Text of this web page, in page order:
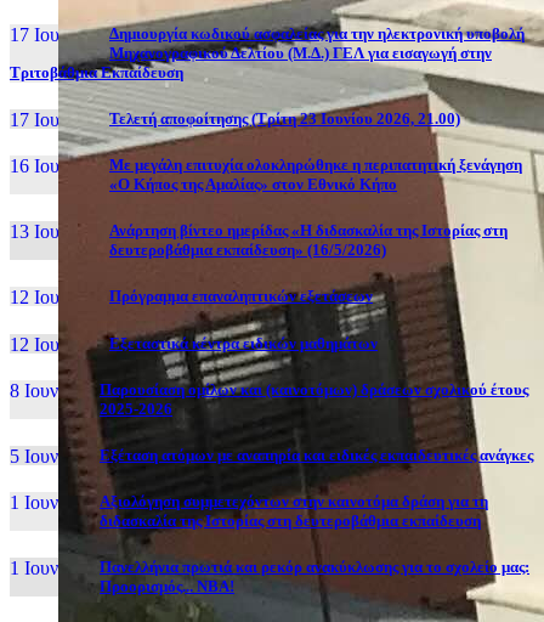
17 Ιουν, 26
Δημιουργία κωδικού ασφαλείας για την ηλεκτρονική υποβολή
Μηχανογραφικού Δελτίου (Μ.Δ.) ΓΕΛ για εισαγωγή στην
Τριτοβάθμια Εκπαίδευση
17 Ιουν, 26 Τελετή αποφοίτησης (Τρίτη 23 Ιουνίου 2026, 21.00)
16 Ιουν, 26
Με μεγάλη επιτυχία ολοκληρώθηκε η περιπατητική ξενάγηση
«Ο Κήπος της Αμαλίας» στον Εθνικό Κήπο
13 Ιουν, 26
Ανάρτηση βίντεο ημερίδας «Η διδασκαλία της Ιστορίας στη
δευτεροβάθμια εκπαίδευση» (16/5/2026)
12 Ιουν, 26 Πρόγραμμα επαναληπτικών εξετάσεων
12 Ιουν, 26 Εξεταστικά κέντρα ειδικών μαθημάτων
8 Ιουν, 26
Παρουσίαση ομίλων και (καινοτόμων) δράσεων σχολικού έτους
2025-2026
5 Ιουν, 26 Εξέταση ατόμων με αναπηρία και ειδικές εκπαιδευτικές ανάγκες
1 Ιουν, 26
Αξιολόγηση συμμετεχόντων στην καινοτόμα δράση για τη
διδασκαλία της Ιστορίας στη δευτεροβάθμια εκπαίδευση
1 Ιουν, 26
Πανελλήνια πρωτιά και ρεκόρ ανακύκλωσης για το σχολείο μας:
Προορισμός... NBA!